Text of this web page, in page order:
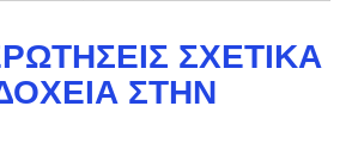
ΣΧΕΤΙΚΆ
ΣΤΗΝ